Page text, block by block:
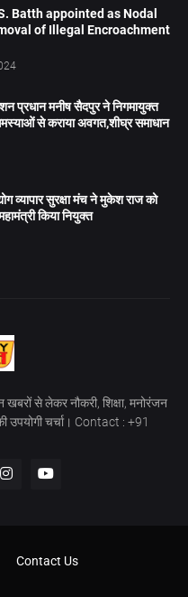
Batth appointed as Nodal
of Illegal Encroachment
प्रधान मनीष सैदपुर ने निगमायुक्त
से कराया अवगत,शीघ्र समाधान
व्यापार सुरक्षा मंच ने मुकेश राज को
किया नियुक्त
से लेकर नौकरी, शिक्षा, मनोरंजन
उपयोगी चर्चा। Contact : +91
Contact Us